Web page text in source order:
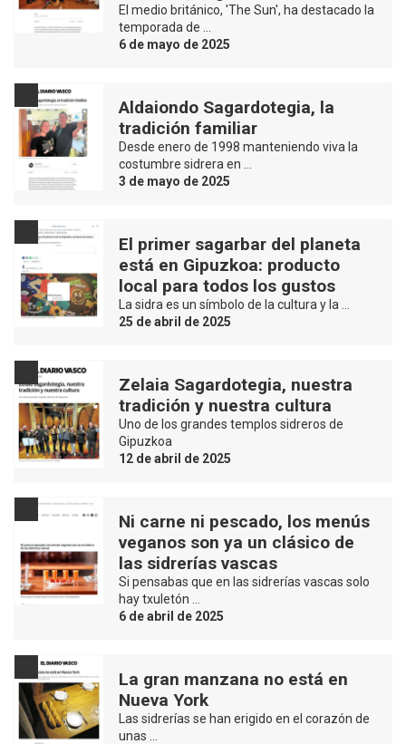
El medio británico, 'The Sun', ha destacado la
temporada de …
6 de mayo de 2025
Aldaiondo Sagardotegia, la
tradición familiar
Desde enero de 1998 manteniendo viva la
costumbre sidrera en …
3 de mayo de 2025
El primer sagarbar del planeta
está en Gipuzkoa: producto
local para todos los gustos
La sidra es un símbolo de la cultura y la …
25 de abril de 2025
Zelaia Sagardotegia, nuestra
tradición y nuestra cultura
Uno de los grandes templos sidreros de
Gipuzkoa
12 de abril de 2025
Ni carne ni pescado, los menús
veganos son ya un clásico de
las sidrerías vascas
Si pensabas que en las sidrerías vascas solo
hay txuletón …
6 de abril de 2025
La gran manzana no está en
Nueva York
Las sidrerías se han erigido en el corazón de
unas …